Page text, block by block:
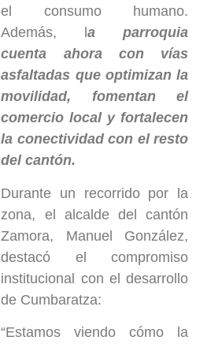
el consumo humano.
Además, la parroquia
cuenta ahora con vías
asfaltadas que optimizan la
movilidad, fomentan el
comercio local y fortalecen
la conectividad con el resto
del cantón.
Durante un recorrido por la
zona, el alcalde del cantón
Zamora, Manuel González,
destacó el compromiso
institucional con el desarrollo
de Cumbaratza:
“Estamos viendo cómo la